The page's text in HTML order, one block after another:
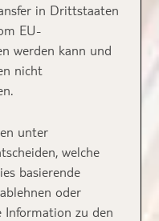
in Drittstaaten
EU-
werden kann und
nicht
unter
welche
basierende
oder
Information zu den